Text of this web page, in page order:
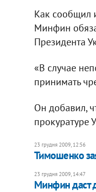
Как сообщил
Минфин
Президента
«В случае
принимать
Он добавил,
прокуратуре
23 грудня 2009, 12:56
Тимошенко
23 грудня 2009, 14:47
Минфин даст